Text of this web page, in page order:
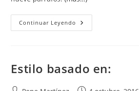
Continuar Leyendo Alineación
De
Estilo basado en: